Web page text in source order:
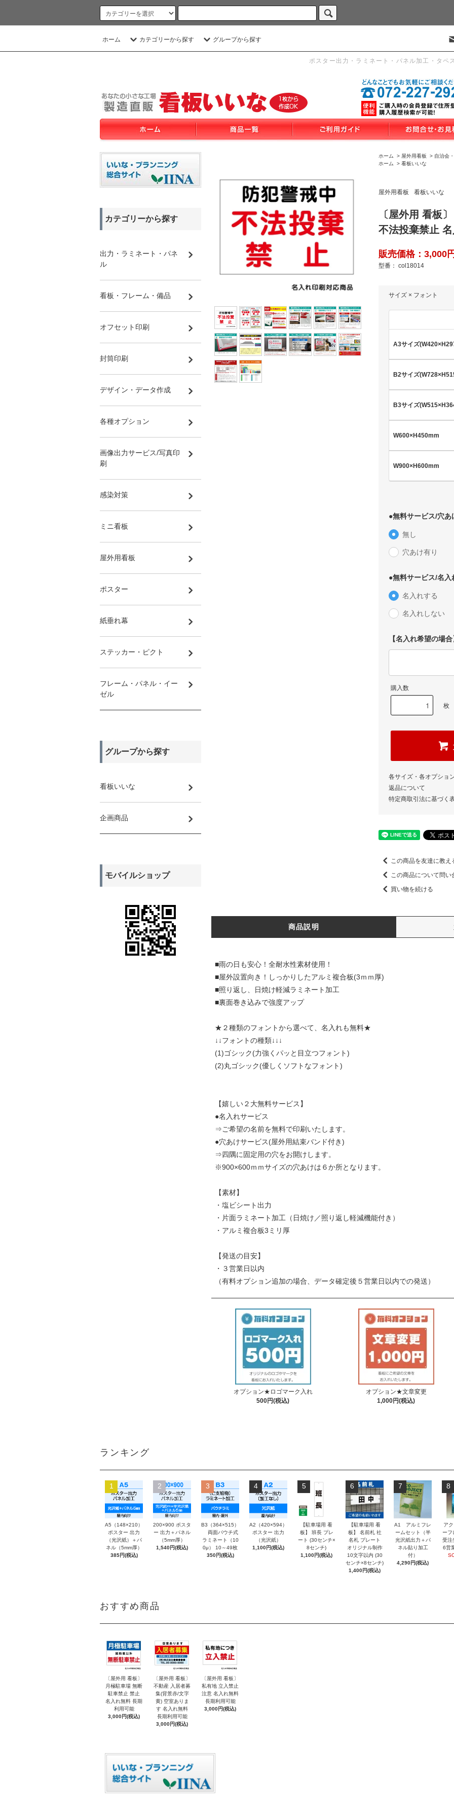
ホーム カテゴリーから探す グループから探す
ポスター出力・ラミネート・パネル加工・タペ
ホーム > 屋外用看板 > 自治会
ホーム
> 看板いいな
屋外用看板 看板いいな
〔屋外用 看板
不法投棄禁止
販売価格：3,000
型番： col18014
サイズ × フォント
A3サイズ
B2サイズ
B3サイズ
W600×H450mm
W900×H600mm
●無料サービス/穴あ
無し
穴あけ有り
●無料サービス/名入
名入れする
名入れしない
【名入れ希望の場
購入数
枚
各サイズ・各オプショ
返品について
特定商取引法に基づく
この商品を友達に教え
この商品について問い
買い物を続ける
商品説明
■雨の日も安心！全耐水性素材使用！
■屋外設置向き！しっかりしたアルミ複合板(3ｍｍ厚)
■照り返し、日焼け軽減ラミネート加工
■裏面巻き込みで強度アップ
★２種類のフォントから選べて、名入れも無料★
↓↓フォントの種類↓↓↓
(1)ゴシック(力強くパッと目立つフォント)
(2)丸ゴシック(優しくソフトなフォント)
【嬉しい２大無料サービス】
●名入れサービス
⇒ご希望の名前を無料で印刷いたします。
●穴あけサービス(屋外用結束バンド付き)
⇒四隅に固定用の穴をお開けします。
※900×600ｍｍサイズの穴あけは６か所となります。
【素材】
・塩ビシート出力
・片面ラミネート加工（日焼け／照り返し軽減機能付き）
・アルミ複合板3ミリ厚
【発送の目安】
・３営業日以内
（有料オプション追加の場合、データ確定後５営業日以内での発送）
オプション★ロゴマーク入れ
500円(税込)
オプション★文章変更
1,000円(税込)
カテゴリーから探す
出力・ラミネート・パネ
ル
看板・フレーム・備品
オフセット印刷
封筒印刷
デザイン・データ作成
各種オプション
画像出力サービス/写真印
刷
感染対策
ミニ看板
屋外用看板
ポスター
紙垂れ幕
ステッカー・ピクト
フレーム・パネル・イー
ゼル
グループから探す
看板いいな
企画商品
モバイルショップ
ランキング
1
A5（148×210）
ポスター 出力
（光沢紙）＋パ
ネル（5mm厚）
385円(税込)
2
200×900 ポスタ
ー 出力＋パネル
（5mm厚）
1,540円(税込)
3
B3（364×515）
両面パウチ式
ラミネート（10
0μ） 10～49枚
350円(税込)
4
A2（420×594）
ポスター 出力
（光沢紙）
1,100円(税込)
5
【駐車場用 看
板】 班長 プレ
ート (30センチ×
8センチ)
1,100円(税込)
6
【駐車場用 看
板】 名前札 社
名札 プレート
オリジナル制作
10文字以内 (30
センチ×8センチ)
1,400円(税込)
7
A1 アルミフレ
ームセット（半
光沢紙出力＋パ
ネル貼り加工
付）
4,290円(税込)
8
ア
ー
受注
6営
おすすめ商品
〔屋外用 看板〕
月極駐車場 無断
駐車禁止 禁止
名入れ無料 長期
利用可能
3,000円(税込)
〔屋外用 看板〕
不動産 入居者募
集(背景赤/文字
黄) 空室ありま
す 名入れ無料
長期利用可能
3,000円(税込)
〔屋外用 看板〕
私有地 立入禁止
注意 名入れ無料
長期利用可能
3,000円(税込)